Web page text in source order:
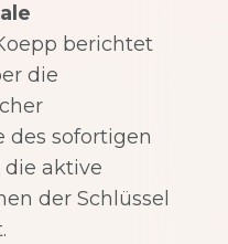
berichtet
die
des sofortigen
aktive
der Schlüssel